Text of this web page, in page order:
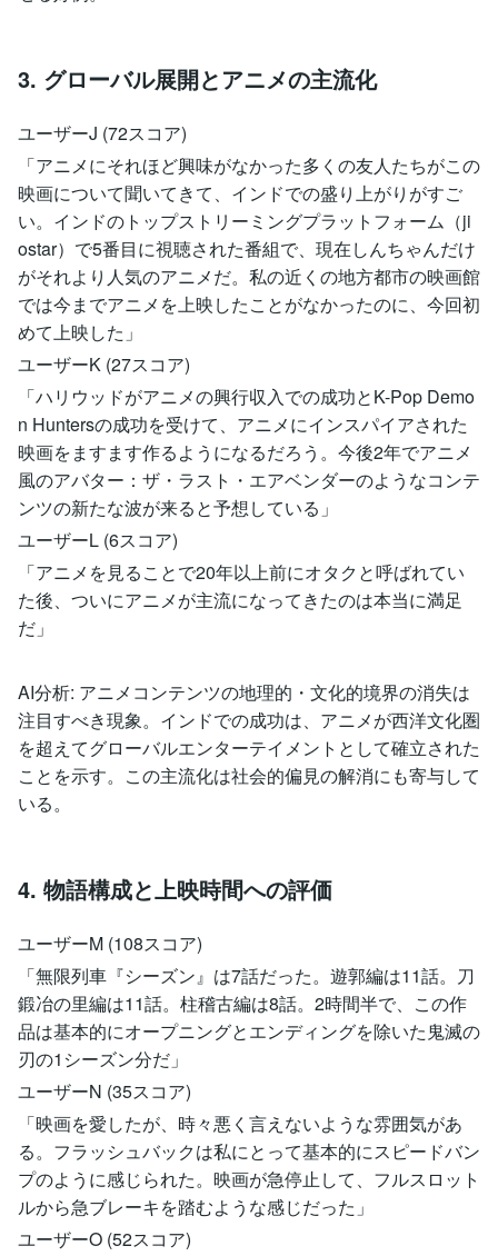
3. グローバル展開とアニメの主流化
ユーザーJ (72スコア)
「アニメにそれほど興味がなかった多くの友人たちがこの
映画について聞いてきて、インドでの盛り上がりがすご
い。インドのトップストリーミングプラットフォーム（ji
ostar）で5番目に視聴された番組で、現在しんちゃんだけ
がそれより人気のアニメだ。私の近くの地方都市の映画館
では今までアニメを上映したことがなかったのに、今回初
めて上映した」
ユーザーK (27スコア)
「ハリウッドがアニメの興行収入での成功とK-Pop Demo
n Huntersの成功を受けて、アニメにインスパイアされた
映画をますます作るようになるだろう。今後2年でアニメ
風のアバター：ザ・ラスト・エアベンダーのようなコンテ
ンツの新たな波が来ると予想している」
ユーザーL (6スコア)
「アニメを見ることで20年以上前にオタクと呼ばれてい
た後、ついにアニメが主流になってきたのは本当に満足
だ」
AI分析: アニメコンテンツの地理的・文化的境界の消失は
注目すべき現象。インドでの成功は、アニメが西洋文化圏
を超えてグローバルエンターテイメントとして確立された
ことを示す。この主流化は社会的偏見の解消にも寄与して
いる。
4. 物語構成と上映時間への評価
ユーザーM (108スコア)
「無限列車『シーズン』は7話だった。遊郭編は11話。刀
鍛冶の里編は11話。柱稽古編は8話。2時間半で、この作
品は基本的にオープニングとエンディングを除いた鬼滅の
刃の1シーズン分だ」
ユーザーN (35スコア)
「映画を愛したが、時々悪く言えないような雰囲気があ
る。フラッシュバックは私にとって基本的にスピードバン
プのように感じられた。映画が急停止して、フルスロット
ルから急ブレーキを踏むような感じだった」
ユーザーO (52スコア)